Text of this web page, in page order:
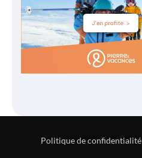
Politique de confidentialité